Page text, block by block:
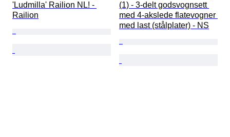
'Ludmilla' Railion NL! -
Railion
(1) - 3-delt godsvognsett
med 4-akslede flatevogner
med last (stålplater) - NS